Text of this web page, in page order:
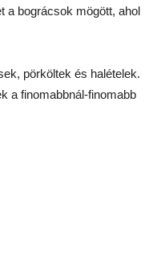
a bográcsok mögött, ahol
pörköltek és halételek.
a finomabbnál-finomabb